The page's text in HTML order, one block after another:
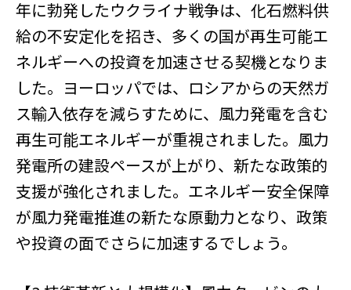
年に勃発したウクライナ戦争は、化石燃料供
給の不安定化を招き、多くの国が再生可能エ
ネルギーへの投資を加速させる契機となりま
した。ヨーロッパでは、ロシアからの天然ガ
ス輸入依存を減らすために、風力発電を含む
再生可能エネルギーが重視されました。風力
発電所の建設ペースが上がり、新たな政策的
支援が強化されました。エネルギー安全保障
が風力発電推進の新たな原動力となり、政策
や投資の面でさらに加速するでしょう。